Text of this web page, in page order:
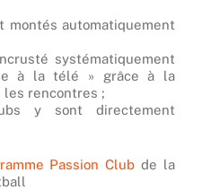
montés automatiquement
systématiquement
à la télé » grâce à la
les rencontres ;
y sont directement
Passion Club de la